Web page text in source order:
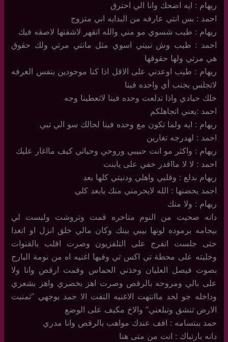
ريهام : ايه اضحك وانا الي احترق
احمد : بس انتي عارفه من البدايه اني متزوج
ريهام : طيب شسوي مو مني والله انقهر لاشفتها لاصقه فيك
احمد : طيب وش تبيني اسوي مثل مانتي مرتي ولك حقوق
هي مرتي ولها حقوقها
ريهام : طيب اوعدني على الاقل اذا كنا موجودين بنفس الغرفه
لاتجلس بجنب أي واحده فينا
خلك حيادي واذا تدلعت وحده فينا لاتعطينا وجه
احمد :يعني اتجاهلكم
ريهام : ايه ولما تكون مع وحده فينا لحالك سو الي تبي
احمد : لهدرجه تغارين
ريهام : واكثر مو انت حبيبي وروحي وحياتي كيف مااغار عليك
احمد : لا لا مااقدر خفي على يابنت
ريهام بدلع : وقلبي واهلي ودنيتي كلها بعد
احمد يحضنها : الله لايحرمني منك يابعد كلي
ريهام : ولا منك
دانه صحيت من النوم متاخره قمت وتروشت ولبست لي
بيجامه برموده لونها بيبي بينك وكان مالي خلق انزل او اتغدا
حتى جلست اتفرج على التلفزيون وصرت اقلب بالقنوات
وخليته على محطة تي اكس تي وفيها اغنيه اه من نومة البارح
بصوت فيصل العليان وخذني الحماس وقمت ارقص وانا ولا
على بالي ومروحه بالرقص وصرت اهز بخصري واهز بشعري
وداخله جو لحد ماانتهت الاغنيه التفت الا حمد بوجهي “تمنيت
الارض تنشق وتبلعني” والاخ مكيف على الوضع
حمد ببتسامه : افف عندك مواهب بالرقص وانا مدري
دانه بارتباك : انت من متى هنا